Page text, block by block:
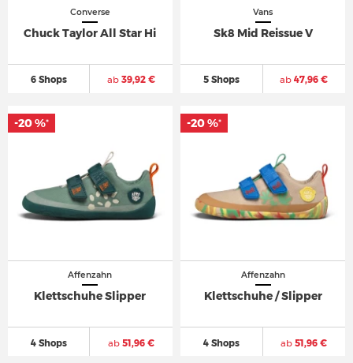
Converse
Chuck Taylor All Star Hi
6 Shops ab39,92 €
Vans
Sk8 Mid Reissue V
5 Shops ab 47,96 €
Affenzahn
Klettschuhe Slipper
4 Shops ab51,96 €
-20 %*
Affenzahn
Klettschuhe / Slipper
4 Shops ab 51,96 €
-20 %*